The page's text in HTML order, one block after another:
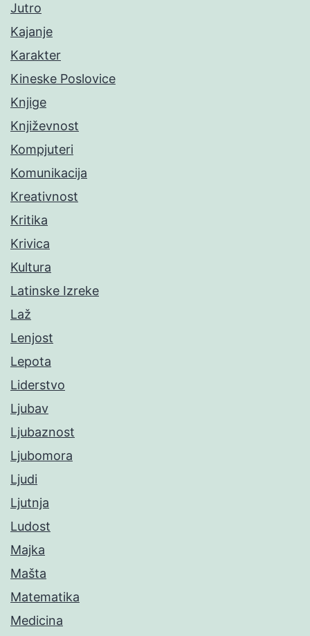
Jutro
Kajanje
Karakter
Kineske Poslovice
Knjige
Književnost
Kompjuteri
Komunikacija
Kreativnost
Kritika
Krivica
Kultura
Latinske Izreke
Laž
Lenjost
Lepota
Liderstvo
Ljubav
Ljubaznost
Ljubomora
Ljudi
Ljutnja
Ludost
Majka
Mašta
Matematika
Medicina